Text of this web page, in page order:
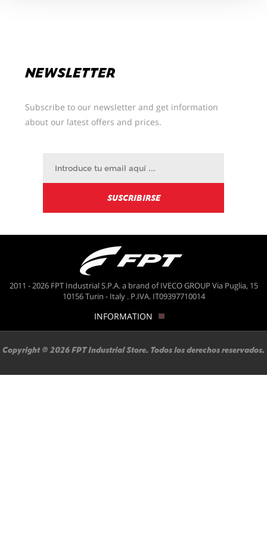
NEWSLETTER
Subscribe to our newsletter and get information
about our latest offers and prices.
2011 - 2026 FPT Industrial S.P.A. a brand of IVECO GROUP Via Puglia, 15
10156 Turin - Italy . P.IVA. IT09397710014
INFORMATION
Copyright ® 2026 FPT Industrial Store. Todos los derechos reservados.